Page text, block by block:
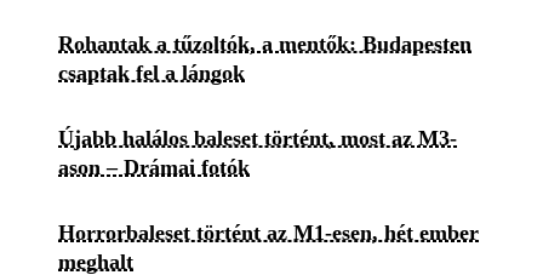
Rohantak a tűzoltók, a mentők: Budapesten
csaptak fel a lángok
Újabb halálos baleset történt, most az M3-
ason – Drámai fotók
Horrorbaleset történt az M1-esen, hét ember
meghalt